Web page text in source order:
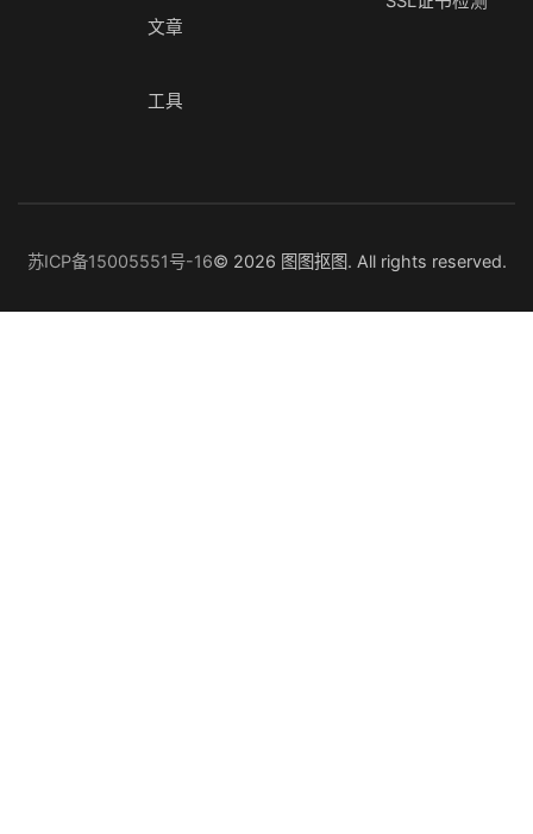
文章
工具
苏ICP备15005551号-16© 2026 图图抠图. All rights reserved.